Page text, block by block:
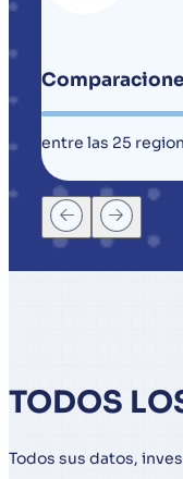
entre las 25
TODOS
Todos sus datos,